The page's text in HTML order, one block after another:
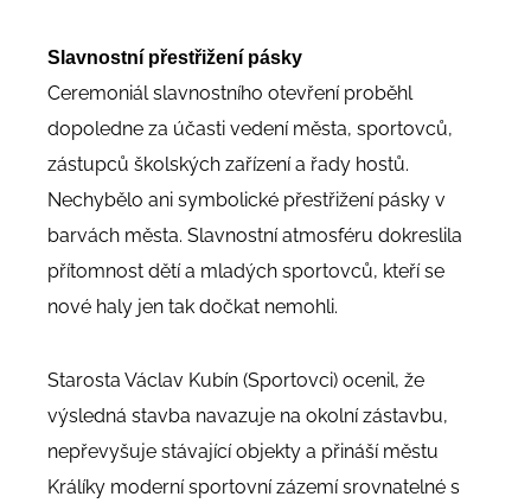
Slavnostní přestřižení pásky
Ceremoniál slavnostního otevření proběhl
dopoledne za účasti vedení města, sportovců,
zástupců školských zařízení a řady hostů.
Nechybělo ani symbolické přestřižení pásky v
barvách města. Slavnostní atmosféru dokreslila
přítomnost dětí a mladých sportovců, kteří se
nové haly jen tak dočkat nemohli.
Starosta Václav Kubín (Sportovci) ocenil, že
výsledná stavba navazuje na okolní zástavbu,
nepřevyšuje stávající objekty a přináší městu
Králíky moderní sportovní zázemí srovnatelné s